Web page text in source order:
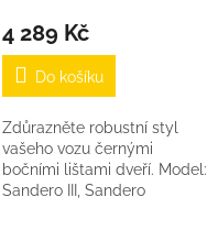
4 289 Kč
Do košíku
Zdůrazněte robustní styl
vašeho vozu černými
bočními lištami dveří. Model:
Sandero III, Sandero